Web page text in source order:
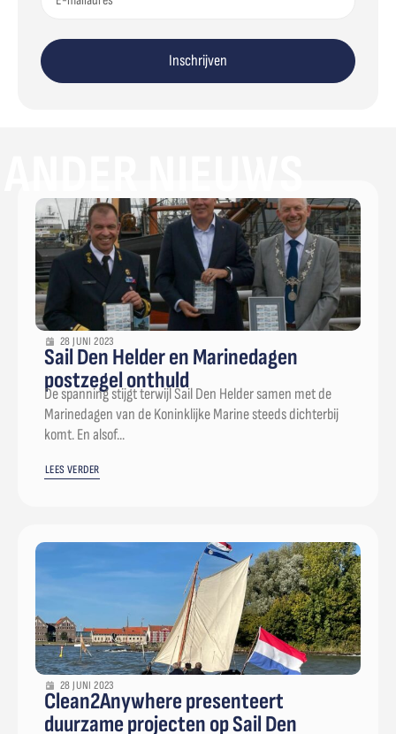
Inschrijven
28 JUNI 2023
Sail Den Helder en Marinedagen
postzegel onthuld
De spanning stijgt terwijl Sail Den Helder samen met de
Marinedagen van de Koninklijke Marine steeds dichterbij
komt. En alsof...
LEES VERDER
28 JUNI 2023
Clean2Anywhere presenteert
duurzame projecten op Sail Den